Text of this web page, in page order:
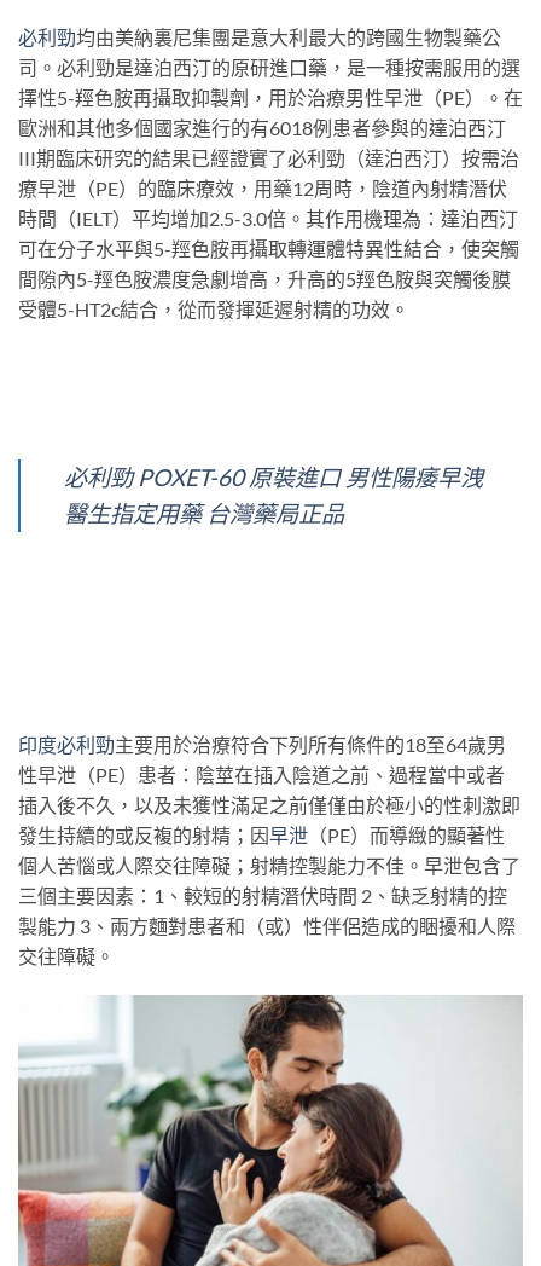
必利勁均由美納裏尼集團是意大利最大的跨國生物製藥公
司。必利勁是達泊西汀的原研進口藥，是一種按需服用的選
擇性5-羥色胺再攝取抑製劑，用於治療男性早泄（PE）。在
歐洲和其他多個國家進行的有6018例患者參與的達泊西汀
III期臨床研究的結果已經證實了必利勁（達泊西汀）按需治
療早泄（PE）的臨床療效，用藥12周時，陰道內射精潛伏
時間（IELT）平均增加2.5-3.0倍。其作用機理為：達泊西汀
可在分子水平與5-羥色胺再攝取轉運體特異性結合，使突觸
間隙內5-羥色胺濃度急劇增高，升高的5羥色胺與突觸後膜
受體5-HT2c結合，從而發揮延遲射精的功效。
必利勁 POXET-60 原裝進口 男性陽痿早洩
醫生指定用藥 台灣藥局正品
印度必利勁主要用於治療符合下列所有條件的18至64歲男
性早泄（PE）患者：陰莖在插入陰道之前、過程當中或者
插入後不久，以及未獲性滿足之前僅僅由於極小的性刺激即
發生持續的或反複的射精；因早泄 （PE）而導緻的顯著性
個人苦惱或人際交往障礙；射精控製能力不佳。早泄包含了
三個主要因素：1、較短的射精潛伏時間 2、缺乏射精的控
製能力 3、兩方麵對患者和（或）性伴侶造成的睏擾和人際
交往障礙。